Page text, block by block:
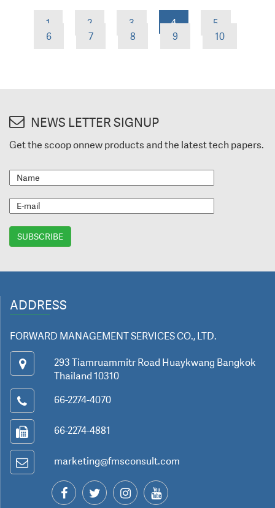
1 2 3 4
5
6
7 8 9 10
NEWS LETTER SIGNUP
Get the scoop onnew products and the latest tech papers.
ADDRESS
FORWARD MANAGEMENT SERVICES CO., LTD.
293 Tiamruammitr Road Huaykwang Bangkok
Thailand 10310
66-2274-4070
66-2274-4881
marketing@fmsconsult.com